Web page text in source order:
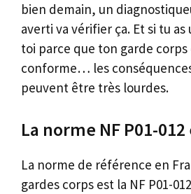
bien demain, un
averti va vérifier ça. Et si tu
toi parce que ton garde
conforme… les
peuvent être très lourdes.
La norme NF P01-
La norme de référence en
gardes corps est la NF P01-